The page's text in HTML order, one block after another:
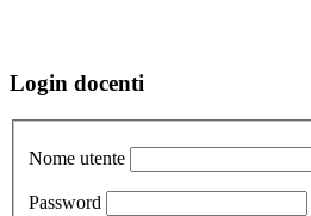
Login docenti
Nome utente
Password